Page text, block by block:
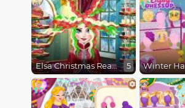
Elsa Christmas Real Haircuts 5